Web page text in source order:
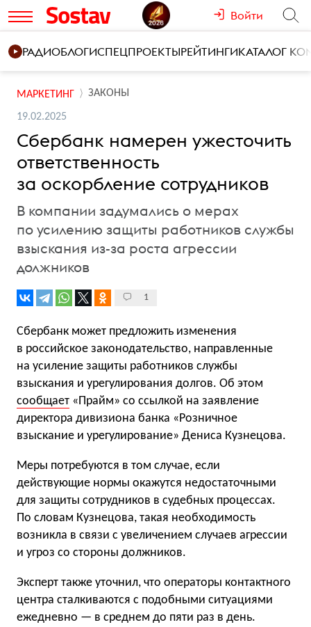
Войти
РАДИОБЛОГИСПЕЦПРОЕКТЫРЕЙТИНГИКАТАЛОГ
МАРКЕТИНГ ЗАКОНЫ
19.02.2025
Сбербанк намерен ужесточить
ответственность
за оскорбление сотрудников
В компании задумались о мерах
по усилению защиты работников службы
взыскания из-за роста агрессии
должников
1
Сбербанк может предложить изменения
в российское законодательство, направленные
на усиление защиты работников службы
взыскания и урегулирования долгов. Об этом
сообщает «Прайм» со ссылкой на заявление
директора дивизиона банка «Розничное
взыскание и урегулирование» Дениса Кузнецова.
Меры потребуются в том случае, если
действующие нормы окажутся недостаточными
для защиты сотрудников в судебных процессах.
По словам Кузнецова, такая необходимость
возникла в связи с увеличением случаев агрессии
и угроз со стороны должников.
Эксперт также уточнил, что операторы контактного
центра сталкиваются с подобными ситуациями
ежедневно — в среднем до пяти раз в день.